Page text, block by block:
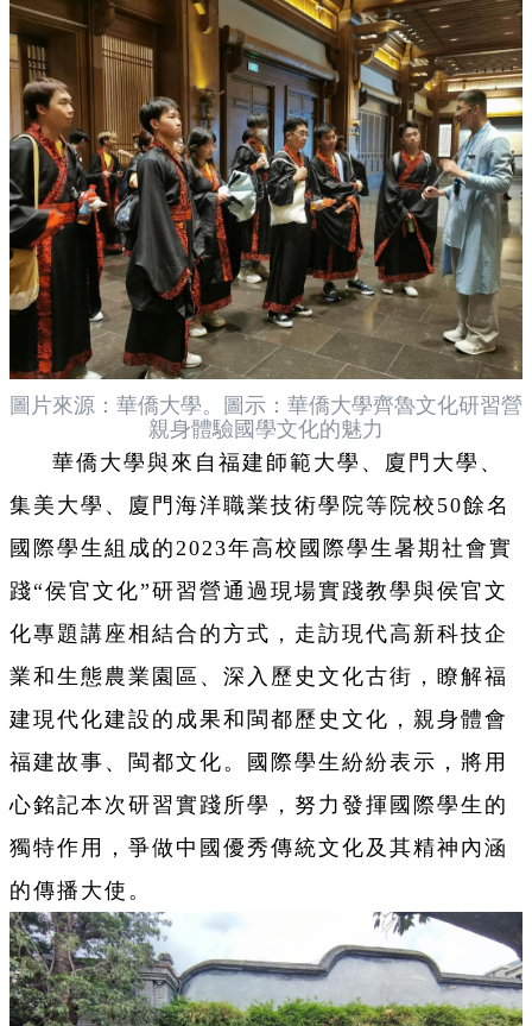
圖片來源：華僑大學。圖示：華僑大學齊魯文化研習營
親身體驗國學文化的魅力
華僑大學與來自福建師範大學、廈門大學、
集美大學、廈門海洋職業技術學院等院校50餘名
國際學生組成的2023年高校國際學生暑期社會實
踐“侯官文化”研習營通過現場實踐教學與侯官文
化專題講座相結合的方式，走訪現代高新科技企
業和生態農業園區、深入歷史文化古街，瞭解福
建現代化建設的成果和閩都歷史文化，親身體會
福建故事、閩都文化。國際學生紛紛表示，將用
心銘記本次研習實踐所學，努力發揮國際學生的
獨特作用，爭做中國優秀傳統文化及其精神內涵
的傳播大使。